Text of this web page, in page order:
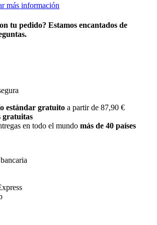
más información
tu pedido? Estamos encantados de
estándar gratuito a partir de 87,90 €
gratuitas
en todo el mundo más de 40 países